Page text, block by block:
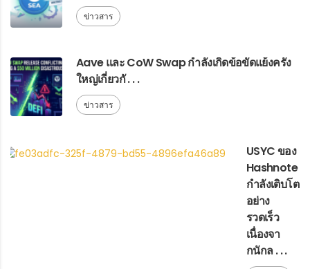
ข่าวสาร
Aave และ CoW Swap กำลังเกิดข้อขัดแย้งครั้ง
ใหญ่เกี่ยวกั . . .
ข่าวสาร
USYC ของ
Hashnote
กำลังเติบโต
อย่าง
รวดเร็ว
เนื่องจา
กนักล . . .